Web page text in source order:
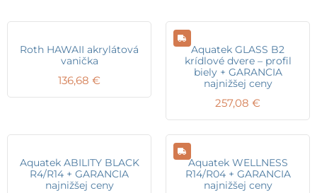
Roth HAWAII akrylátová
vanička
136,68 €
Aquatek GLASS B2
krídlové dvere – profil
biely + GARANCIA
najnižšej ceny
257,08 €
Aquatek ABILITY BLACK
R4/R14 + GARANCIA
najnižšej ceny
Aquatek WELLNESS
R14/R04 + GARANCIA
najnižšej ceny